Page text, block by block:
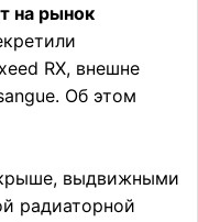
на рынок
RX, внешне
Об этом
выдвижными
радиаторной